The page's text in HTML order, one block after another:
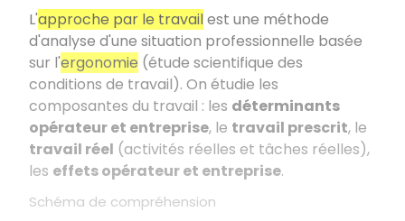
L'approche par le travailest une méthode
d'analyse d'une situation professionnelle basée
sur l'ergonomie (étude scientifique des
conditions de travail). On étudie les
composantes du travail : les déterminants
opérateur et entreprise, le travail prescrit, le
travail réel (activités réelles et tâches réelles),
les effets opérateur et entreprise.
Schéma de compréhension